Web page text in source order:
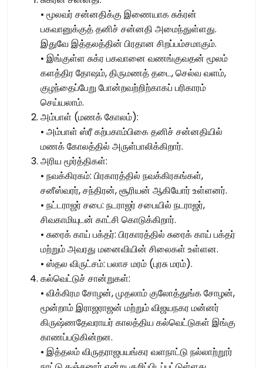
• மூலவர் சன்னதிக்கு இணையாக சுக்ரன்
பகவானுக்குத் தனிச் சன்னதி அமைந்துள்ளது.
இதுவே இத்தலத்தின் பிரதான சிறப்பம்சமாகும்.
• இங்குள்ள சுக்ர பகவானை வணங்குவதன் மூலம்
களத்திர தோஷம், திருமணத் தடை, செல்வ வளம்,
குழந்தைப்பேறு போன்றவற்றிற்காகப் பரிகாரம்
செய்யலாம்.
அம்பாள் (மணக் கோலம்):
• அம்பாள் ஸ்ரீ கற்பகாம்பிகை தனிச் சன்னதியில்
மணக் கோலத்தில் அருள்பாலிக்கிறார்.
அரிய மூர்த்திகள்:
• நவக்கிரகம்: பிரகாரத்தில் நவக்கிரகங்கள்,
சனீஸ்வரர், சந்திரன், சூரியன் ஆகியோர் உள்ளனர்.
• நட்டராஜர் சபை: நடராஜர் சபையில் நடராஜர்,
சிவகாமியுடன் காட்சி கொடுக்கிறார்.
• சுரைக் காய் பக்தர்: பிரகாரத்தில் சுரைக் காய் பக்தர்
மற்றும் அவரது மனைவியின் சிலைகள் உள்ளன.
• ஸ்தல விருட்சம்: பலாச மரம் (புரசு மரம்).
கல்வெட்டுச் சான்றுகள்:
• விக்கிரம சோழன், முதலாம் குலோத்துங்க சோழன்,
மூன்றாம் இராஜராஜன் மற்றும் விஜயநகர மன்னர்
கிருஷ்ணதேவராயர் காலத்திய கல்வெட்டுகள் இங்கு
காணப்படுகின்றன.
• இத்தலம் விருதராஜபயங்கர வளநாட்டு நல்லாற்றூர்